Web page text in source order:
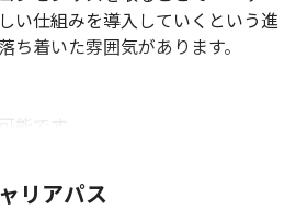
い仕組みを導入していくという進
ち着いた雰囲気があります。
能です
1回は出社していただきます
長承認での上限撤廃配慮あり）
リアパス